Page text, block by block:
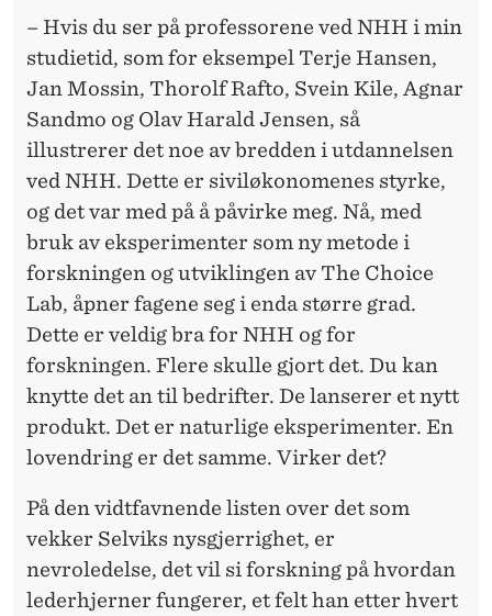
– Hvis du ser på professorene ved NHH i min
studietid, som for eksempel Terje Hansen,
Jan Mossin, Thorolf Rafto, Svein Kile, Agnar
Sandmo og Olav Harald Jensen, så
illustrerer det noe av bredden i utdannelsen
ved NHH. Dette er siviløkonomenes styrke,
og det var med på å påvirke meg. Nå, med
bruk av eksperimenter som ny metode i
forskningen og utviklingen av The Choice
Lab, åpner fagene seg i enda større grad.
Dette er veldig bra for NHH og for
forskningen. Flere skulle gjort det. Du kan
knytte det an til bedrifter. De lanserer et nytt
produkt. Det er naturlige eksperimenter. En
lovendring er det samme. Virker det?
På den vidtfavnende listen over det som
vekker Selviks nysgjerrighet, er
nevroledelse, det vil si forskning på hvordan
lederhjerner fungerer, et felt han etter hvert